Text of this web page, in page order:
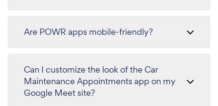
Are POWR apps mobile-friendly?
Can I customize the look of the Car
Maintenance Appointments app on my
Google Meet site?